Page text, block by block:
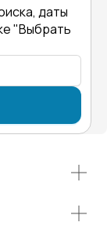
даты
"Выбрать